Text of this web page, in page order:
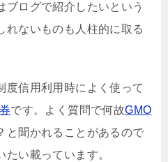
ブログで紹介したいという
れないものも人柱的に取る
度信用利用時によく使って
です。よく質問で何故GMO
と聞かれることがあるので
い載っています。